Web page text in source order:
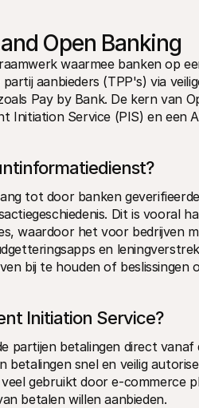
Open Banking
waarmee banken op
aanbieders (TPP's) via
Pay by Bank. De kern van
Initiation Service (PIS) en een
tot door banken
Dit is vooral
waardoor het voor bedrijven
en
bij te houden of beslissingen
Initiation Service?
partijen betalingen direct
betalingen snel en veilig
gebruikt door e-commerce
betalen willen aanbieden.